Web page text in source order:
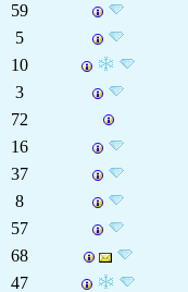
59
5
10
3
72
16
37
8
57
68
47